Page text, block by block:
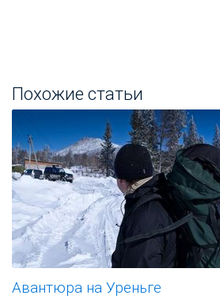
Похожие статьи
Авантюра на Уреньге